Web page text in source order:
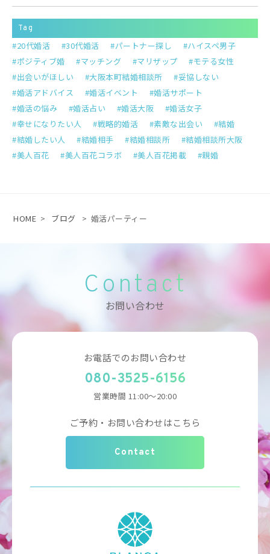
Tag
20代婚活 30代婚活 パートナー探し
ハイスペ男子
ポジティブ婚
マッチング マリザップ
モテる女性
出会いがほしい
大阪本町結婚相談所
妥協しない
婚活アドバイス
婚活イベント
婚活サポート
婚活の悩み
婚活占い 婚活大阪
婚活女子
幸せになりたい人
戦略的婚活 素敵な出会い
結婚
結婚したい人
結婚相手 結婚相談所
結婚相談所大阪
美人百花
美人百花コラボ 美人百花掲載 親婚
HOME > ブログ > 婚活パーティー
Contact
お問い合わせ
お電話でのお問い合わせ
080-3525-6156
営業時間 11:00～20:00
ご予約・お問い合わせはこちら
Contact